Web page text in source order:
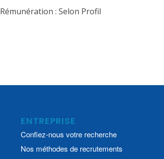
Rémunération : Selon Profil
ENTREPRISE
Confiez-nous votre recherche
Nos méthodes de recrutements